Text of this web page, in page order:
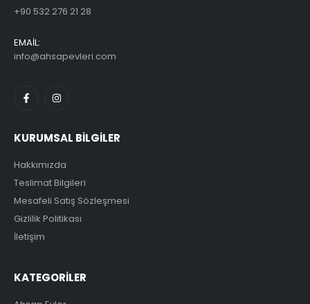
+90 532 276 21 28
EMAİL:
info@ahsapevleri.com
KURUMSAL BİLGİLER
Hakkımızda
Teslimat Bilgileri
Mesafeli Satış Sözleşmesi
Gizlilik Politikası
İletişim
KATEGORİLER